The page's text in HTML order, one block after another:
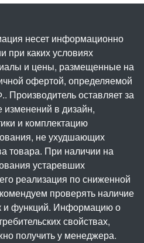
несет информационно
при каких условиях
и цены, размещенные на
офертой, определяемой
Производитель оставляет за
в дизайн,
и комплектацию
не ухудшающих
товара. При наличии на
устаревших
реализация по сниженной
проверять наличие
и функций. Информацию о
свойствах,
получить у менеджера.